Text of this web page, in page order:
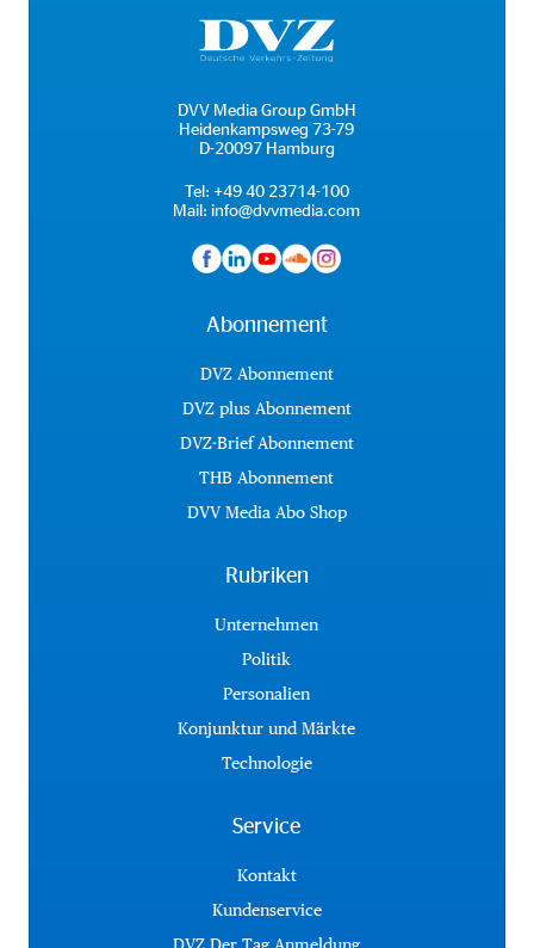
DVV Media Group GmbH
Heidenkampsweg 73-79
D-20097 Hamburg
Tel: +49 40 23714-100
Mail: info@dvvmedia.com
Abonnement
DVZ Abonnement
DVZ plus Abonnement
DVZ-Brief Abonnement
THB Abonnement
DVV Media Abo Shop
Rubriken
Unternehmen
Politik
Personalien
Konjunktur und Märkte
Technologie
Service
Kontakt
Kundenservice